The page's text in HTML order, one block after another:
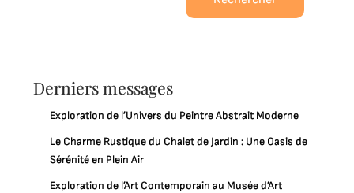
Derniers messages
Exploration de l’Univers du Peintre Abstrait Moderne
Le Charme Rustique du Chalet de Jardin : Une Oasis de
Sérénité en Plein Air
Exploration de l’Art Contemporain au Musée d’Art